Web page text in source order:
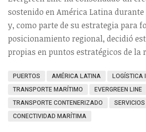
sostenido en América Latina
y, como parte de su estrategia para
posicionamiento regional, decidió
propias en puntos estratégicos de la
PUERTOS AMÉRICA LATINA
LOGÍSTICA
TRANSPORTE MARÍTIMO
EVERGREEN LINE
TRANSPORTE CONTENERIZADO
CONECTIVIDAD MARÍTIMA